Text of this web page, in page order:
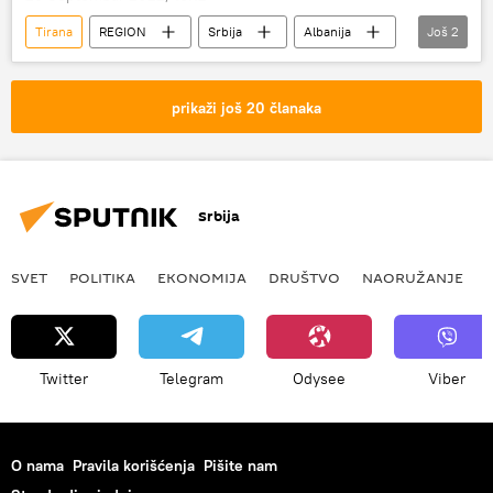
Tirana REGION Srbija
Albanija
Društvo
Region – društvo
Još 2
prikaži još 20 članaka
Srbija
SVET POLITIKA EKONOMIJA DRUŠTVO NAORUŽANJE
Twitter Telegram Odysee Viber
O nama Pravila korišćenja Pišite nam